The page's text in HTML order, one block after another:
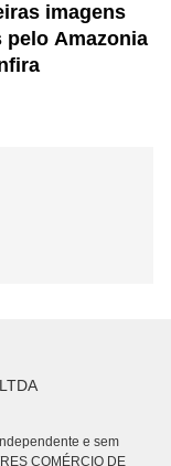
imagens
pelo Amazonia
e sem
COMÉRCIO DE